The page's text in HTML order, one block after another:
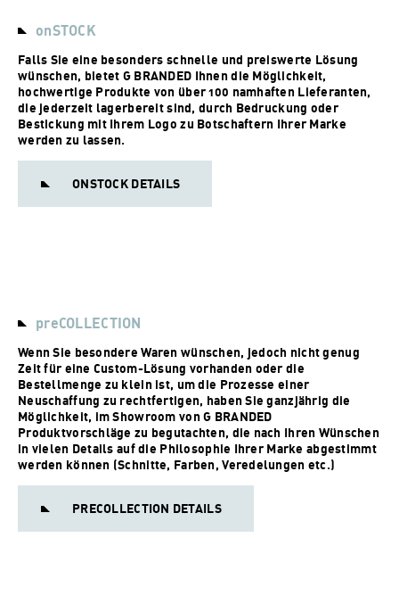
onSTOCK
Falls Sie eine besonders schnelle und preiswerte Lösung
wünschen, bietet G BRANDED Ihnen die Möglichkeit,
hochwertige Produkte von über 100 namhaften Lieferanten,
die jederzeit lagerbereit sind, durch Bedruckung oder
Bestickung mit Ihrem Logo zu Botschaftern Ihrer Marke
werden zu lassen.
ONSTOCK DETAILS
preCOLLECTION
Wenn Sie besondere Waren wünschen, jedoch nicht genug
Zeit für eine Custom-Lösung vorhanden oder die
Bestellmenge zu klein ist, um die Prozesse einer
Neuschaffung zu rechtfertigen, haben Sie ganzjährig die
Möglichkeit, im Showroom von G BRANDED
Produktvorschläge zu begutachten, die nach Ihren Wünschen
in vielen Details auf die Philosophie Ihrer Marke abgestimmt
werden können (Schnitte, Farben, Veredelungen etc.)
PRECOLLECTION DETAILS